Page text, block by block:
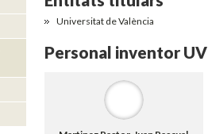
Universitat de València
Personal inventor UV